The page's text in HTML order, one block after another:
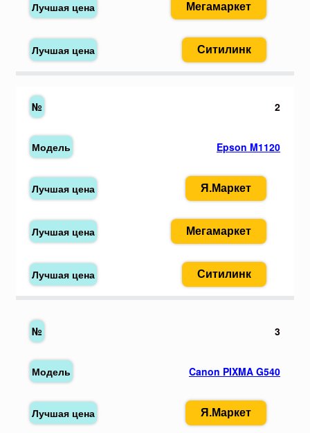
Мегамаркет
Ситилинк
2
Epson M1120
Я.Маркет
Мегамаркет
Ситилинк
3
Canon PIXMA G540
Я.Маркет